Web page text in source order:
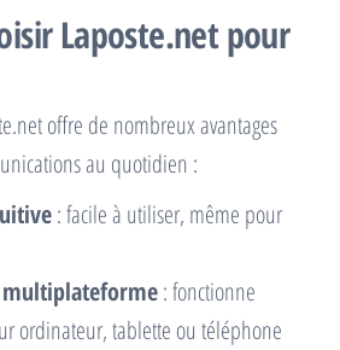
Laposte.net pour
offre de nombreux avantages
au quotidien :
: facile à utiliser, même pour
multiplateforme: fonctionne
ordinateur, tablette ou téléphone